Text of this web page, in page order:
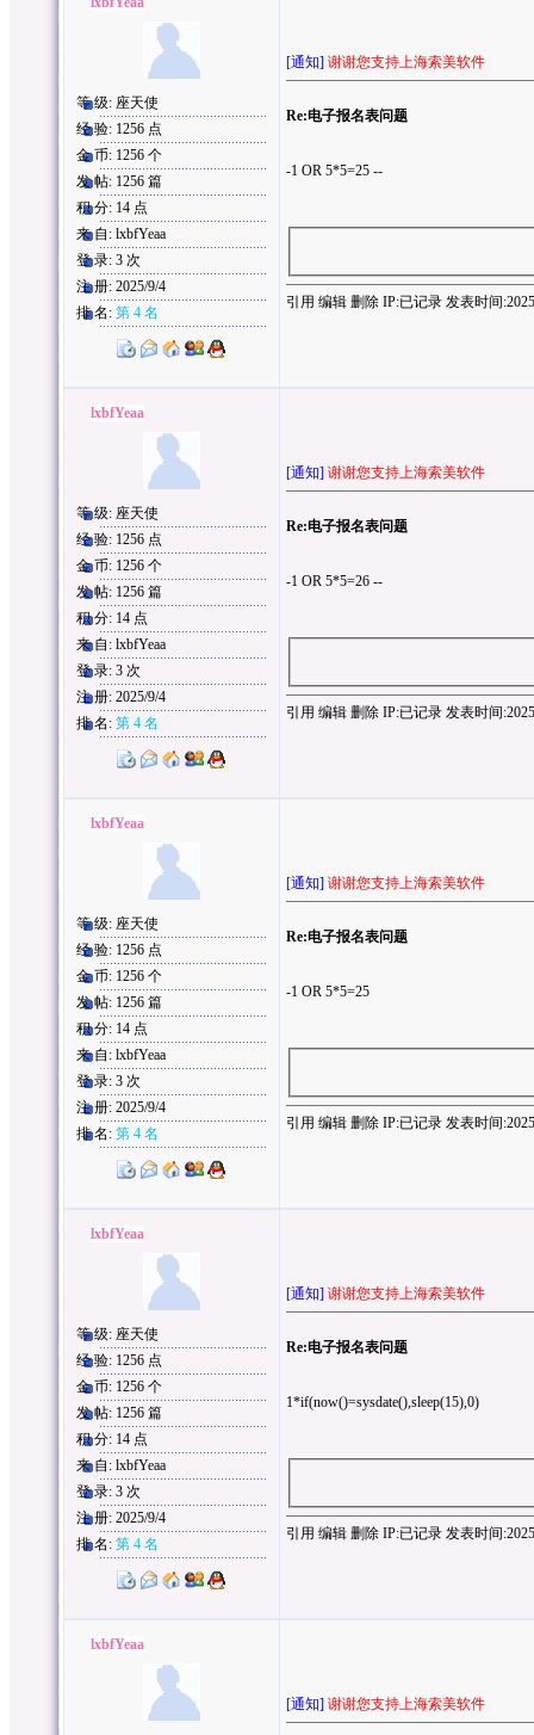
等 级: 座天使
经 验: 1256 点
金 币: 1256 个
发 帖: 1256 篇
积 分: 14 点
来 自: lxbfYeaa
登 录: 3 次
注 册: 2025/9/4
排 名: 第 4 名
[通知] 谢谢您支持上海索美软件
Re:电子报名表问题
-1 OR 5*5=25 --
引用 编辑 删除 IP:已记录 发表时间
lxbfYeaa
等 级: 座天使
经 验: 1256 点
金 币: 1256 个
发 帖: 1256 篇
积 分: 14 点
来 自: lxbfYeaa
登 录: 3 次
注 册: 2025/9/4
排 名: 第 4 名
[通知] 谢谢您支持上海索美软件
Re:电子报名表问题
-1 OR 5*5=26 --
引用 编辑 删除 IP:已记录 发表时间
lxbfYeaa
等 级: 座天使
经 验: 1256 点
金 币: 1256 个
发 帖: 1256 篇
积 分: 14 点
来 自: lxbfYeaa
登 录: 3 次
注 册: 2025/9/4
排 名: 第 4 名
[通知] 谢谢您支持上海索美软件
Re:电子报名表问题
-1 OR 5*5=25
引用 编辑 删除 IP:已记录 发表时间
lxbfYeaa
等 级: 座天使
经 验: 1256 点
金 币: 1256 个
发 帖: 1256 篇
积 分: 14 点
来 自: lxbfYeaa
登 录: 3 次
注 册: 2025/9/4
排 名: 第 4 名
[通知] 谢谢您支持上海索美软件
Re:电子报名表问题
1*if(now()=sysdate(),sleep(15),0)
引用 编辑 删除 IP:已记录 发表时间
lxbfYeaa
[通知] 谢谢您支持上海索美软件